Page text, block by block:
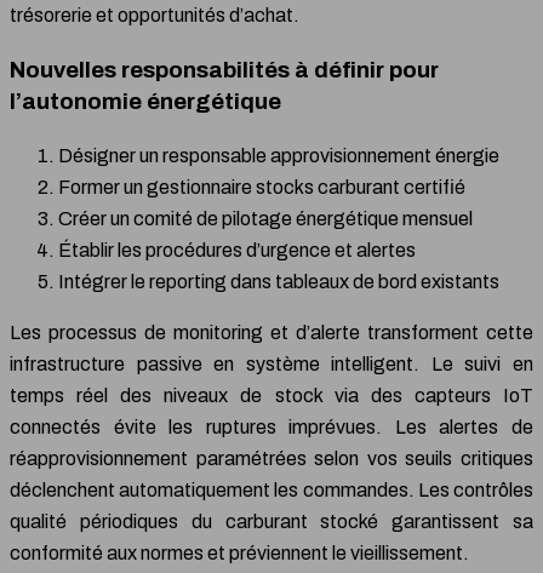
trésorerie et opportunités d’achat.
Nouvelles responsabilités à définir pour
l’autonomie énergétique
Désigner un responsable approvisionnement énergie
Former un gestionnaire stocks carburant certifié
Créer un comité de pilotage énergétique mensuel
Établir les procédures d’urgence et alertes
Intégrer le reporting dans tableaux de bord existants
Les processus de monitoring et d’alerte transforment cette
infrastructure passive en système intelligent. Le suivi en
temps réel des niveaux de stock via des capteurs IoT
connectés évite les ruptures imprévues. Les alertes de
réapprovisionnement paramétrées selon vos seuils critiques
déclenchent automatiquement les commandes. Les contrôles
qualité périodiques du carburant stocké garantissent sa
conformité aux normes et préviennent le vieillissement.